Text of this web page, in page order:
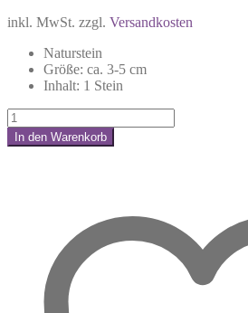
inkl. MwSt. zzgl. Versandkosten
Naturstein
Größe: ca. 3-5 cm
Inhalt: 1 Stein
Roter
Jaspis
Naturstein
In den Warenkorb